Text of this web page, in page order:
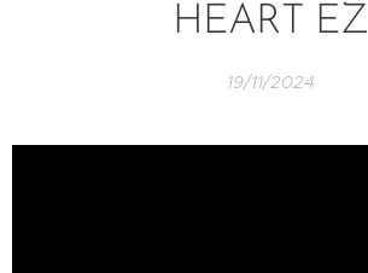
HEART EZ
19/11/2024